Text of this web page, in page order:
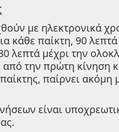
με ηλεκτρονικά
κάθε παίκτη, 90
λεπτά μέχρι την
την πρώτη κίνηση
παίρνει ακόμη
είναι